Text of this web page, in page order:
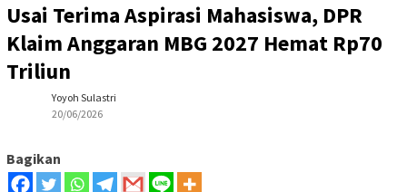
Usai Terima Aspirasi Mahasiswa, DPR
Klaim Anggaran MBG 2027 Hemat Rp70
Triliun
Yoyoh Sulastri
20/06/2026
Bagikan